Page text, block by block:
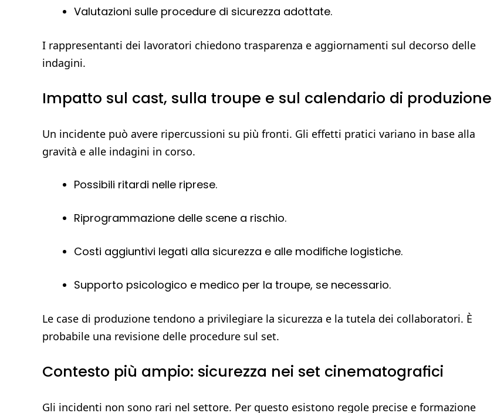
Valutazioni sulle procedure di sicurezza adottate.
I rappresentanti dei lavoratori chiedono trasparenza e aggiornamenti sul decorso delle
indagini.
Impatto sul cast, sulla troupe e sul calendario di produzione
Un incidente può avere ripercussioni su più fronti. Gli effetti pratici variano in base alla
gravità e alle indagini in corso.
Possibili ritardi nelle riprese.
Riprogrammazione delle scene a rischio.
Costi aggiuntivi legati alla sicurezza e alle modifiche logistiche.
Supporto psicologico e medico per la troupe, se necessario.
Le case di produzione tendono a privilegiare la sicurezza e la tutela dei collaboratori. È
probabile una revisione delle procedure sul set.
Contesto più ampio: sicurezza nei set cinematografici
Gli incidenti non sono rari nel settore. Per questo esistono regole precise e formazione